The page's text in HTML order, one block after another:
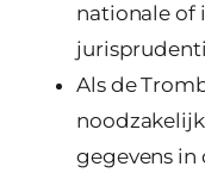
nationale of
Als de
gegevens in